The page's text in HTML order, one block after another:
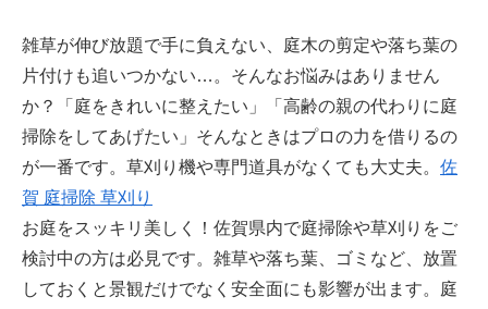
雑草が伸び放題で手に負えない、庭木の剪定や落ち葉の
片付けも追いつかない…。そんなお悩みはありません
か？「庭をきれいに整えたい」「高齢の親の代わりに庭
掃除をしてあげたい」そんなときはプロの力を借りるの
が一番です。草刈り機や専門道具がなくても大丈夫。 佐
賀 庭掃除 草刈り
お庭をスッキリ美しく！佐賀県内で庭掃除や草刈りをご
検討中の方は必見です。雑草や落ち葉、ゴミなど、放置
しておくと景観だけでなく安全面にも影響が出ます。庭